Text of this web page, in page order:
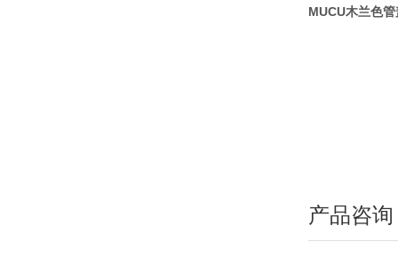
MUCU木兰色
产品咨询